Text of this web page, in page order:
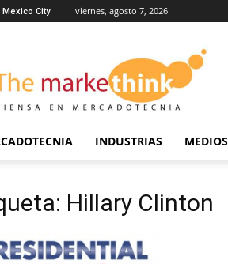
Mexico City viernes, agosto 7, 2026
Markethink
INDUSTRIAS MEDIOS
Hillary Clinton